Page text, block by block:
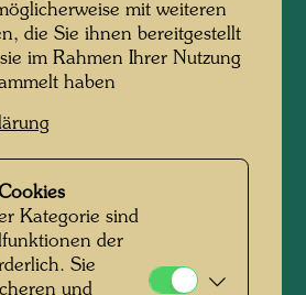
North und schließlich
Christchurch und Dunedin
einheimische Freunde
diesem Land bemerkten,
einen verwilderten, zirka
Landstrich im Norden der
of Islands aufmerksam,
über drei
Kühe und Schafe
den Hundertwasser 1974
mit weiteren
die Sie ihnen bereitgestellt
im Rahmen Ihrer Nutzung
haben
Kategorie sind
der
Sie
und